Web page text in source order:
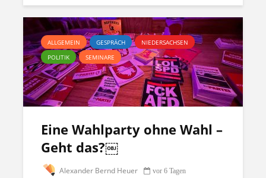
ALLGEMEIN GESPRÄCH
NIEDERSACHSEN
POLITIK
SEMINARE
Eine Wahlparty ohne Wahl –
Geht das?￼
Alexander Bernd Heuer vor 6 Tagen